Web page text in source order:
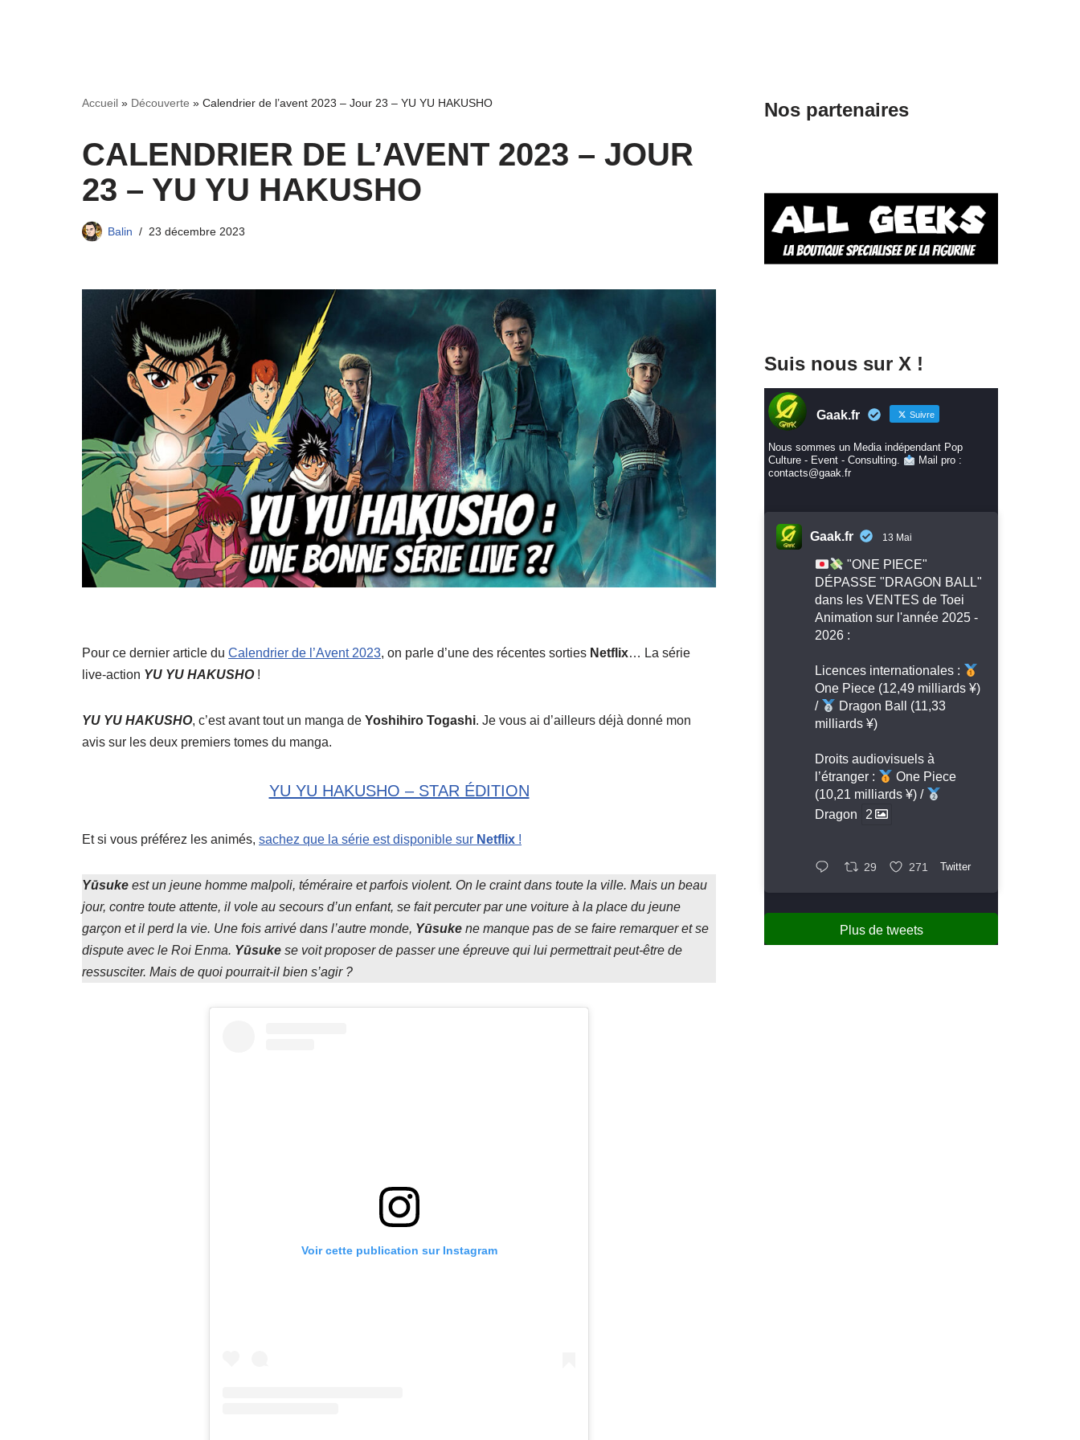
Accueil » Découverte » Calendrier de l’avent 2023 – Jour 23 – YU YU HAKUSHO
CALENDRIER DE L’AVENT 2023 – JOUR
23 – YU YU HAKUSHO
Balin 23 décembre 2023
Pour ce dernier article du Calendrier de l’Avent 2023, on parle d’une des récentes sorties Netflix… La série
live-action YU YU HAKUSHO!
YU YU HAKUSHO, c’est avant tout un manga de Yoshihiro Togashi. Je vous ai d’ailleurs déjà donné mon
avis sur les deux premiers tomes du manga.
YU YU HAKUSHO – STAR ÉDITION
Et si vous préférez les animés, sachez que la série est disponible sur Netflix !
Yūsuke est un jeune homme malpoli, téméraire et parfois violent. On le craint dans toute la ville. Mais un beau
jour, contre toute attente, il vole au secours d’un enfant, se fait percuter par une voiture à la place du jeune
garçon et il perd la vie. Une fois arrivé dans l’autre monde, Yūsuke ne manque pas de se faire remarquer et se
dispute avec le Roi Enma. Yūsuke se voit proposer de passer une épreuve qui lui permettrait peut-être de
ressusciter. Mais de quoi pourrait-il bien s’agir ?
Voir cette publication sur Instagram
Nos partenaires
Suis nous sur X !
Gaak.fr Suivre
Nous sommes un Media indépendant Pop
Culture - Event - Consulting.
Mail pro :
contacts@gaak.fr
Gaak.fr 13 Mai
"ONE PIECE"
DÉPASSE "DRAGON BALL"
dans les VENTES de Toei
Animation sur l'année 2025 -
2026 :
Licences internationales :
One Piece (12,49 milliards ¥)
/
Dragon Ball (11,33
milliards ¥)
Droits audiovisuels à
l’étranger :
One Piece
(10,21 milliards ¥) /
Dragon
2
29 271 Twitter
Plus de tweets